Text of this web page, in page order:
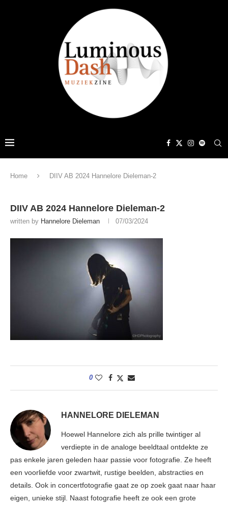
Home DIIV AB 2024 Hannelore Dieleman-2
DIIV AB 2024 Hannelore Dieleman-2
written by Hannelore Dieleman 07/03/2024
0
HANNELORE DIELEMAN
Hoewel Hannelore zich als prille twintiger al
verdiepte in de analoge beeldtaal ontdekte ze
pas enkele jaren geleden haar passie voor fotografie. Ze heeft
een voorliefde voor zwartwit, rustige beelden, abstracties en
details. Ook in concertfotografie gaat ze op zoek gaat naar haar
eigen, unieke stijl. Naast fotografie heeft ze ook een grote